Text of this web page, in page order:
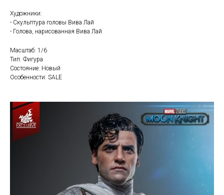
Художники:
- Скульптура головы Вива Лай
- Голова, нарисованная Вива Лай
Масштаб: 1/6
Тип: Фигура
Состояние: Новый
Особенности: SALE